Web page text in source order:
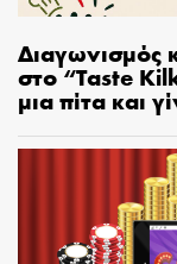
Διαγωνισμός
στο “Taste
μια πίτα και